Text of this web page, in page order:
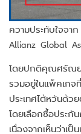
ความประทับใจจ
Allianz Global
โดยปกติคุณศรัณย
รวมอยู่ในแพ็คเกจ
ประเทศไต้หวันด้ว
โดยเลือกซื้อประกั
เนื่องจากเห็นว่าเ